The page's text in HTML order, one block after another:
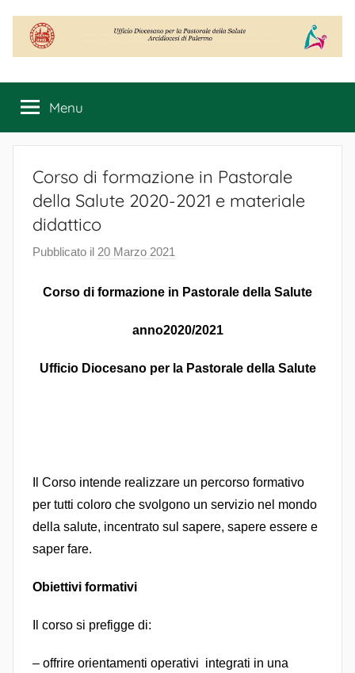
contenuto
per
Pastorale
Salute
Menu
Corso di formazione in Pastorale
della Salute 2020-2021 e materiale
didattico
Pubblicato il 20 Marzo 2021
S
l
t
t
o
r
Corso di formazione in Pastorale della Salute
anno2020/2021
Ufficio Diocesano per la Pastorale della Salute
Il Corso intende realizzare un percorso formativo
per tutti coloro che svolgono un servizio nel mondo
della salute, incentrato sul sapere, sapere essere e
saper fare.
Obiettivi formativi
Il corso si prefigge di:
– offrire orientamenti operativi integrati in una